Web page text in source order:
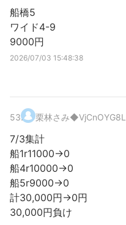
船橋5
ワイド4-9
9000円
2026/07/03 15:48:38
53. 栗林さみ
7/3集計
船1r11000→0
船4r10000→0
船5r9000→0
計30,000円→0円
30,000円負け